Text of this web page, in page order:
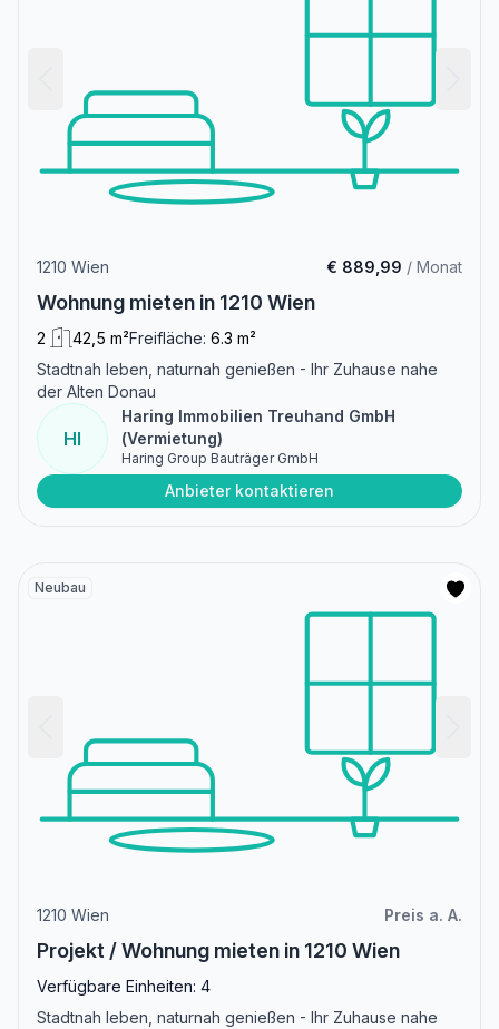
1210 Wien € 889,99 / Monat
Wohnung mieten in 1210 Wien
2 42,5 m²Freifläche: 6.3 m²
Stadtnah leben, naturnah genießen - Ihr Zuhause nahe
der Alten Donau
HI
Haring Immobilien Treuhand GmbH
(Vermietung)
Haring Group Bauträger GmbH
Anbieter kontaktieren
Neubau
1210 Wien Preis a. A.
Projekt / Wohnung mieten in 1210 Wien
Verfügbare Einheiten: 4
Stadtnah leben, naturnah genießen - Ihr Zuhause nahe